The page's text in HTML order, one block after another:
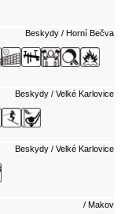
Beskydy / Horní Bečva
Beskydy / Velké Karlovice
Beskydy / Velké Karlovice
/ Makov